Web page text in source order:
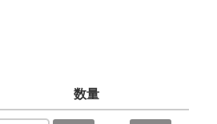
数量